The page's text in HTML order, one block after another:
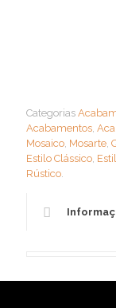
Categorias
Acabamentos,
Mosaico, Mosarte,
Estilo Clássico,
Rústico.